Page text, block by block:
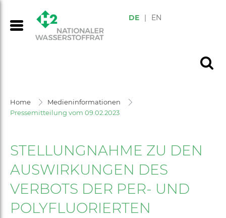
DE | EN
Home
Medieninformationen
Pressemitteilung vom 09.02.2023
STELLUNGNAHME ZU DEN
AUSWIRKUNGEN DES
VERBOTS DER PER- UND
POLYFLUORIERTEN